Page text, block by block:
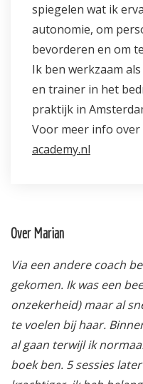
spiegelen wat ik
autonomie, om
bevorderen en om
Ik ben werkzaam
en trainer in het
praktijk in
Voor meer info over
academy.nl
Over Marian
Via een andere coach
gekomen. Ik was een
onzekerheid) maar al
te voelen bij haar.
al gaan terwijl ik
boek ben. 5 sessies